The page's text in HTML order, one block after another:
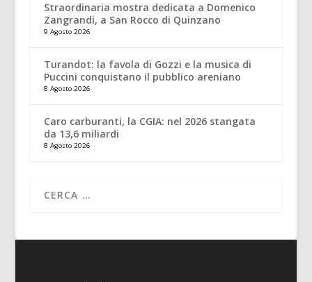
Straordinaria mostra dedicata a Domenico
Zangrandi, a San Rocco di Quinzano
9 Agosto 2026
Turandot: la favola di Gozzi e la musica di
Puccini conquistano il pubblico areniano
8 Agosto 2026
Caro carburanti, la CGIA: nel 2026 stangata
da 13,6 miliardi
8 Agosto 2026